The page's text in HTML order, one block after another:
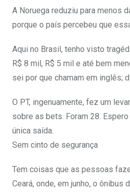
A Noruega reduziu para menos
porque o país percebeu que
Aqui no Brasil, tenho visto
R$ 8 mil, R$ 5 mil e até bem
sei por que chamam em inglês;
O PT, ingenuamente, fez um
sobre as bets. Foram 28.
única saída.
Sem cinto de segurança
Tem coisas que as pessoas
Ceará, onde, em junho, o